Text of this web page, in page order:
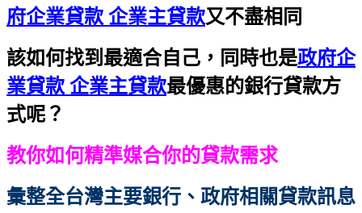
府企業貸款 企業主貸款又不盡相同
該如何找到最適合自己，同時也是政府企
業貸款 企業主貸款最優惠的銀行貸款方
式呢？
教你如何精準媒合你的貸款需求
彙整全台灣主要銀行、政府相關貸款訊息